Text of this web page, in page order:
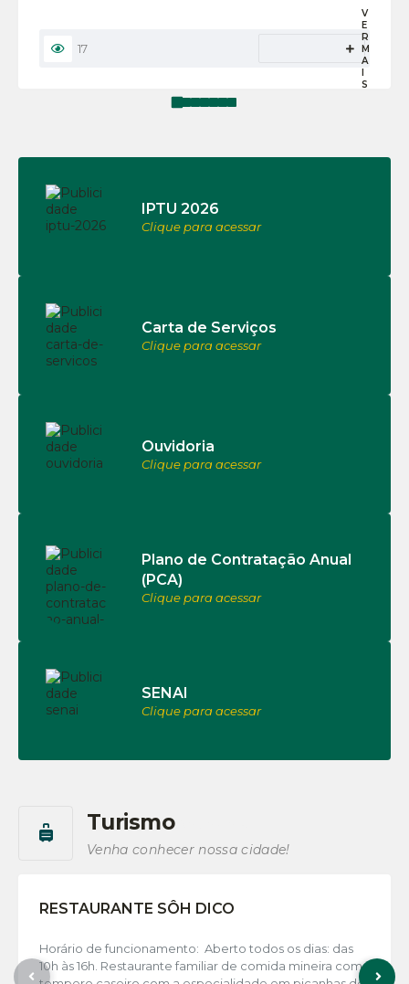
17
concluída, a unidade oferecerá um espaço moderno,...V
E
R
M
A
I
S
IPTU 2026
Clique para acessar
Carta de Serviços
Clique para acessar
Ouvidoria
Clique para acessar
Plano de Contratação Anual
(PCA)
Clique para acessar
SENAI
Clique para acessar
Turismo
Venha conhecer nossa cidade!
RESTAURANTE SÔH DICO
Horário de funcionamento: Aberto todos os dias: das
10h às 16h. Restaurante familiar de comida mineira com